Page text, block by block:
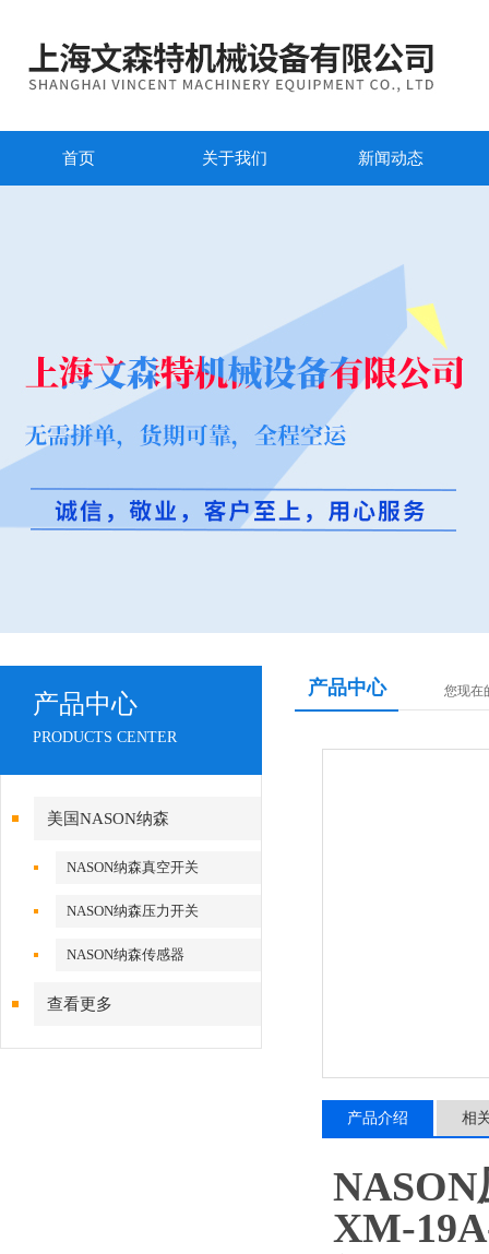
首页 关于我们 新闻动态
产品中心
PRODUCTS CENTER
美国NASON纳森
NASON纳森真空开关
NASON纳森压力开关
NASON纳森传感器
查看更多
产品中心 您现在
产品介绍 相
NASON
XM-